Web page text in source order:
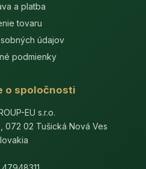
a platba
tovaru
údajov
podmienky
o spoločnosti
EU s.r.o.
072 02 Tušická Nová Ves